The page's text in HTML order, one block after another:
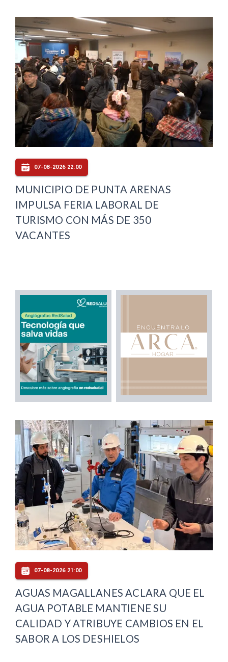
07-08-2026 22:00
MUNICIPIO DE PUNTA ARENAS
IMPULSA FERIA LABORAL DE
TURISMO CON MÁS DE 350
VACANTES
07-08-2026 21:00
AGUAS MAGALLANES ACLARA QUE EL
AGUA POTABLE MANTIENE SU
CALIDAD Y ATRIBUYE CAMBIOS EN EL
SABOR A LOS DESHIELOS